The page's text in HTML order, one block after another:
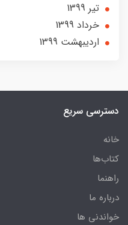
تير 1399
خرداد 1399
ارديبهشت 1399
دسترسی سریع
خانه
کتاب‌ها
راهنما
درباره ما
خواندنی ها